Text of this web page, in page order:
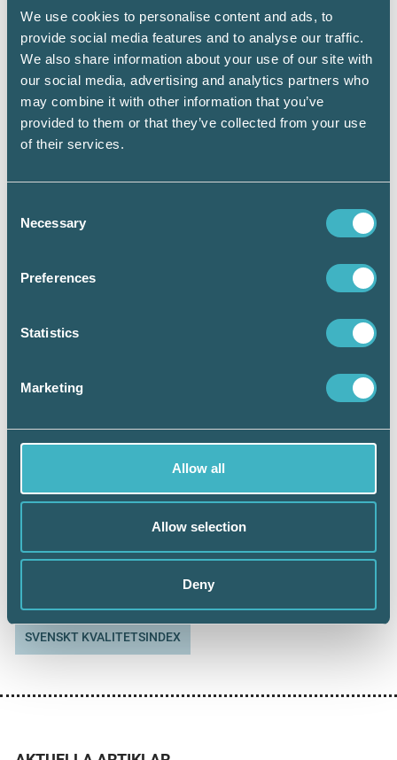
We use cookies to personalise content and ads, to
provide social media features and to analyse our traffic.
We also share information about your use of our site with
our social media, advertising and analytics partners who
may combine it with other information that you’ve
provided to them or that they’ve collected from your use
of their services.
Selection
Necessary
Preferences
Statistics
Marketing
Allow all
Allow selection
Deny
Läs pressmeddelandet från SKI samt
tidigare artiklar:
Redovisningstjänster får fina siffror
Auktorisation ger högsta kundnöjdheten
Topp tre högsta kundnöjdhet
SKIs studie: Kvalitet ger mest nöjda
AUKTORISERAD REDOVISNINGSKONSULT
SVENSKT KVALITETSINDEX